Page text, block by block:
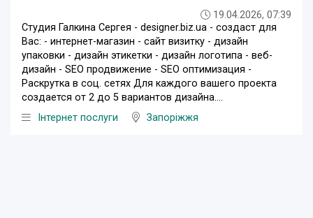
19.04.2026, 07:39
Студия Галкина Сергея - designer.biz.ua - создаст для
Вас: - интернет-магазин - сайт визитку - дизайн
упаковки - дизайн этикетки - дизайн логотипа - веб-
дизайн - SEO продвижение - SEO оптимизация -
Раскрутка в соц. сетях Для каждого вашего проекта
создается от 2 до 5 вариантов дизайна....
Інтернет послуги
Запоріжжя